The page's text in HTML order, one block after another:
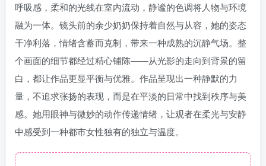
呼吸感，柔和的光线在室内流动，静谧的色调将人物与环境
融为一体。镜头前的余少奶奶保持着自然与从容，她的姿态
干净利落，情绪含蓄而克制，带来一种成熟的沉静气场。整
个画面的细节都经过精心铺陈——从光影的走向到背景的留
白，都让作品更显平衡与优雅。作品呈现出一种静默的力
量，不追求张扬的表现，而是在平淡的日常中找到秩序与美
感。她用眼神与微妙的动作传递情绪，让观者在柔光与安静
中感受到一种都市女性独有的独立与温度。